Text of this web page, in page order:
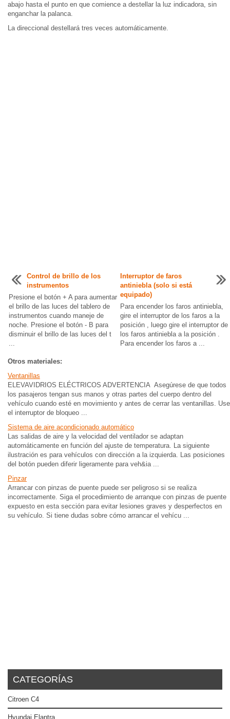
abajo hasta el punto en que comience a destellar la luz indicadora, sin
enganchar la palanca.
La direccional destellará tres veces automáticamente.
Control de brillo de los
instrumentos
Presione el botón + A para aumentar
el brillo de las luces del tablero de
instrumentos cuando maneje de
noche. Presione el botón - B para
disminuir el brillo de las luces del t
...
Interruptor de faros
antiniebla (solo si está
equipado)
Para encender los faros antiniebla,
gire el interruptor de los faros a la
posición , luego gire el interruptor de
los faros antiniebla a la posición .
Para encender los faros a ...
Otros materiales:
Ventanillas
ELEVAVIDRIOS ELÉCTRICOS ADVERTENCIA Asegúrese de que todos
los pasajeros tengan sus manos y otras partes del cuerpo dentro del
vehículo cuando esté en movimiento y antes de cerrar las ventanillas. Use
el interruptor de bloqueo ...
Sistema de aire acondicionado automático
Las salidas de aire y la velocidad del ventilador se adaptan
automáticamente en función del ajuste de temperatura. La siguiente
ilustración es para vehículos con dirección a la izquierda. Las posiciones
del botón pueden diferir ligeramente para veh&ia ...
Pinzar
Arrancar con pinzas de puente puede ser peligroso si se realiza
incorrectamente. Siga el procedimiento de arranque con pinzas de puente
expuesto en esta sección para evitar lesiones graves y desperfectos en
su vehículo. Si tiene dudas sobre cómo arrancar el vehícu ...
CATEGORÍAS
Citroen C4
Hyundai Elantra